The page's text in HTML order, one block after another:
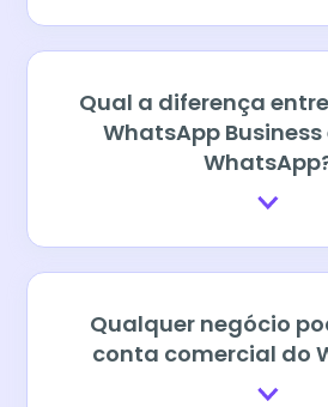
Qual a diferença
WhatsApp Business
Qualquer negócio
conta comercial do